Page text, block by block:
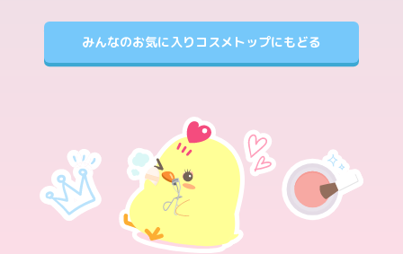
みんなのお気に入りコスメトップにもどる